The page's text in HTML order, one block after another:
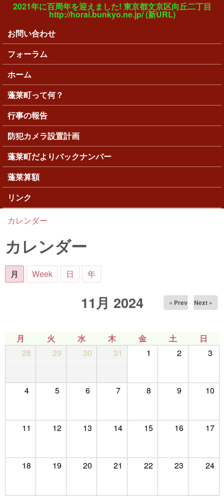
2021年に百周年を迎えました! 東京都文京区向丘二丁目
http://horai.bunkyo.ne.jp/ (新URL)
メインメニュー
お問い合わせ
フォーラム
ホーム
蓬莱町って何？
行事の報告
防犯カメラ設置計画
蓬莱町だよりバックナンバー
蓬莱算額
リンク
現在地
カレンダー
カレンダー
月 (アクティブなタブ)
Week 日 年
11月 2024 « Prev Next »
月 火 水 木 金 土
日
28
29 30 31 1 2 3
4 5 6 7 8 9 10
11 12 13 14 15 16 17
18 19 20 21 22 23 24